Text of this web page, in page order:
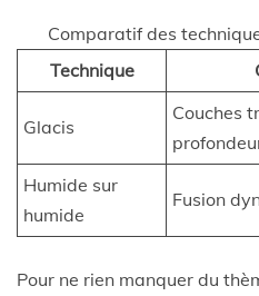
Comparatif des
Technique
Glacis
Couches
Humide sur
humide
Fusion
Pour ne rien manquer du